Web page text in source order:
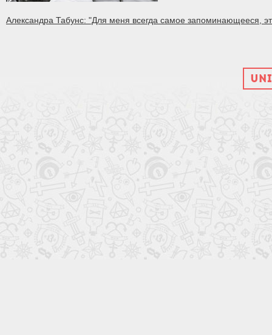
Александра Табунс: "Для меня всегда самое запоминающееся,